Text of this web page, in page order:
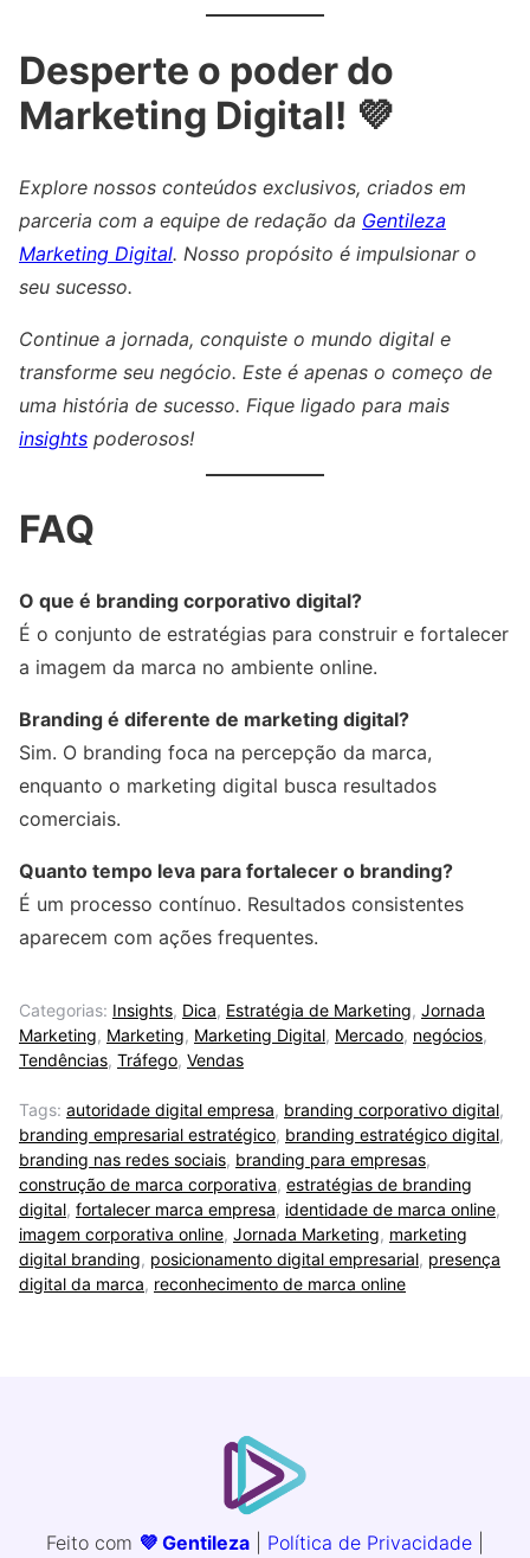
Desperte o poder do
Marketing Digital! 💜
Explore nossos conteúdos exclusivos, criados em
parceria com a equipe de redação da Gentileza
Marketing Digital. Nosso propósito é impulsionar o
seu sucesso.
Continue a jornada, conquiste o mundo digital e
transforme seu negócio. Este é apenas o começo de
uma história de sucesso. Fique ligado para mais
insights poderosos!
FAQ
O que é branding corporativo digital?
É o conjunto de estratégias para construir e fortalecer
a imagem da marca no ambiente online.
Branding é diferente de marketing digital?
Sim. O branding foca na percepção da marca,
enquanto o marketing digital busca resultados
comerciais.
Quanto tempo leva para fortalecer o branding?
É um processo contínuo. Resultados consistentes
aparecem com ações frequentes.
Categorias: Insights, Dica, Estratégia de Marketing, Jornada
Marketing, Marketing, Marketing Digital, Mercado, negócios,
Tendências, Tráfego, Vendas
Tags: autoridade digital empresa, branding corporativo digital,
branding empresarial estratégico, branding estratégico digital,
branding nas redes sociais, branding para empresas,
construção de marca corporativa, estratégias de branding
digital, fortalecer marca empresa, identidade de marca online,
imagem corporativa online, Jornada Marketing, marketing
digital branding, posicionamento digital empresarial, presença
digital da marca, reconhecimento de marca online
Feito com 💜 Gentileza Política de Privacidade